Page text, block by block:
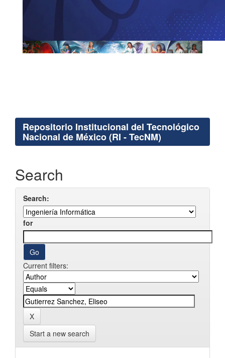
Repositorio Institucional del Tecnológico
Nacional de México (RI - TecNM)
Search
Search:
for
Current filters:
Start a new search